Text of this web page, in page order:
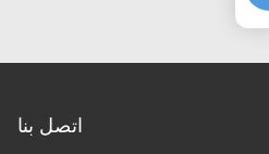
اتصل بنا